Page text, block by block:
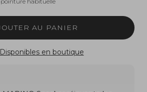
AU PANIER
Disponibles en boutique